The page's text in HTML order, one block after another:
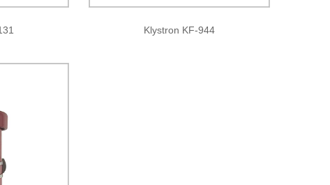
Klystron KF-944